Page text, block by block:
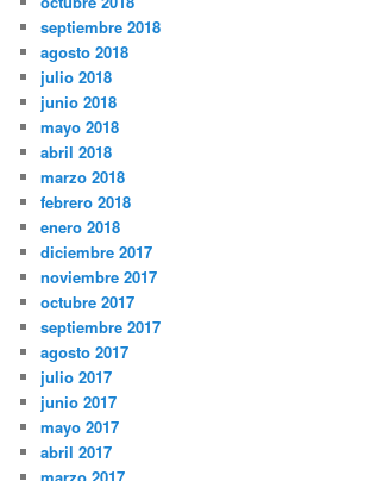
septiembre 2018
agosto 2018
julio 2018
junio 2018
mayo 2018
abril 2018
marzo 2018
febrero 2018
enero 2018
diciembre 2017
noviembre 2017
octubre 2017
septiembre 2017
agosto 2017
julio 2017
junio 2017
mayo 2017
abril 2017